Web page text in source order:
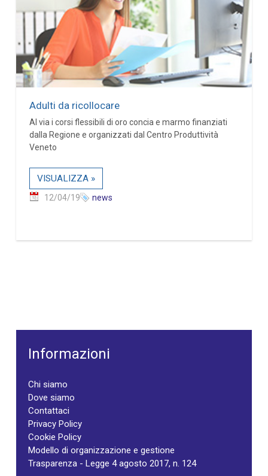
Adulti da ricollocare
Al via i corsi flessibili di oro concia e marmo finanziati
dalla Regione e organizzati dal Centro Produttività
Veneto
VISUALIZZA »
12/04/19 news
Informazioni
Chi siamo
Dove siamo
Contattaci
Privacy Policy
Cookie Policy
Modello di organizzazione e gestione
Trasparenza - Legge 4 agosto 2017, n. 124